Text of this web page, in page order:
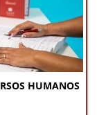
HUMANOS